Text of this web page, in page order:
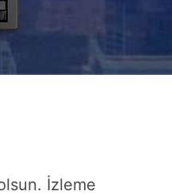
İzleme